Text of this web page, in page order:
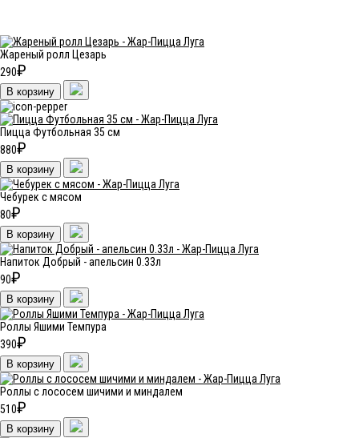
Жареный ролл Цезарь
290₽
В корзину
Пицца Футбольная 35 см
880₽
В корзину
Чебурек с мясом
80₽
В корзину
Напиток Добрый - апельсин 0.33л
90₽
В корзину
Роллы Яшими Темпура
390₽
В корзину
Роллы с лососем шичими и миндалем
510₽
В корзину